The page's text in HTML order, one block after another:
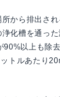
所から排出さ
浄化槽を通っ
90%以上も除
トルあたり